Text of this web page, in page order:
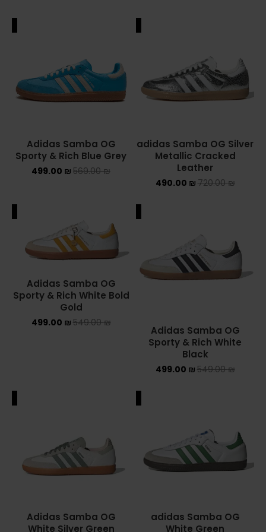
adidas Samba OG Silver
Metallic Cracked
Leather
720.00₪
490.00 ₪
Adidas Samba OG
Sporty & Rich Blue Grey
569.00₪
499.00 ₪
Adidas Samba OG
Sporty & Rich White
Black
549.00₪
499.00 ₪
Adidas Samba OG
Sporty & Rich White Bold
Gold
549.00₪
499.00 ₪
adidas Samba OG
White Green
Adidas Samba OG
White Silver Green